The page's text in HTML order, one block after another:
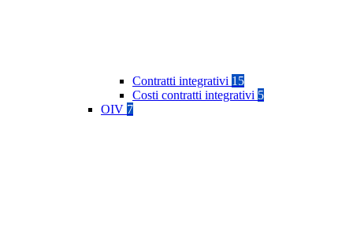
Contratti integrativi 15
Costi contratti integrativi 5
OIV 7